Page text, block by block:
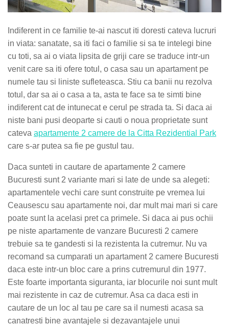
Indiferent in ce familie te-ai nascut iti doresti cateva lucruri
in viata: sanatate, sa iti faci o familie si sa te intelegi bine
cu toti, sa ai o viata lipsita de griji care se traduce intr-un
venit care sa iti ofere totul, o casa sau un apartament pe
numele tau si liniste sufleteasca. Stiu ca banii nu rezolva
totul, dar sa ai o casa a ta, asta te face sa te simti bine
indiferent cat de intunecat e cerul pe strada ta. Si daca ai
niste bani pusi deoparte si cauti o noua proprietate sunt
cateva apartamente 2 camere de la Citta Rezidential Park
care s-ar putea sa fie pe gustul tau.
Daca sunteti in cautare de apartamente 2 camere
Bucuresti sunt 2 variante mari si late de unde sa alegeti:
apartamentele vechi care sunt construite pe vremea lui
Ceausescu sau apartamente noi, dar mult mai mari si care
poate sunt la acelasi pret ca primele. Si daca ai pus ochii
pe niste apartamente de vanzare Bucuresti 2 camere
trebuie sa te gandesti si la rezistenta la cutremur. Nu va
recomand sa cumparati un apartament 2 camere Bucuresti
daca este intr-un bloc care a prins cutremurul din 1977.
Este foarte importanta siguranta, iar blocurile noi sunt mult
mai rezistente in caz de cutremur. Asa ca daca esti in
cautare de un loc al tau pe care sa il numesti acasa sa
canatresti bine avantajele si dezavantajele unui